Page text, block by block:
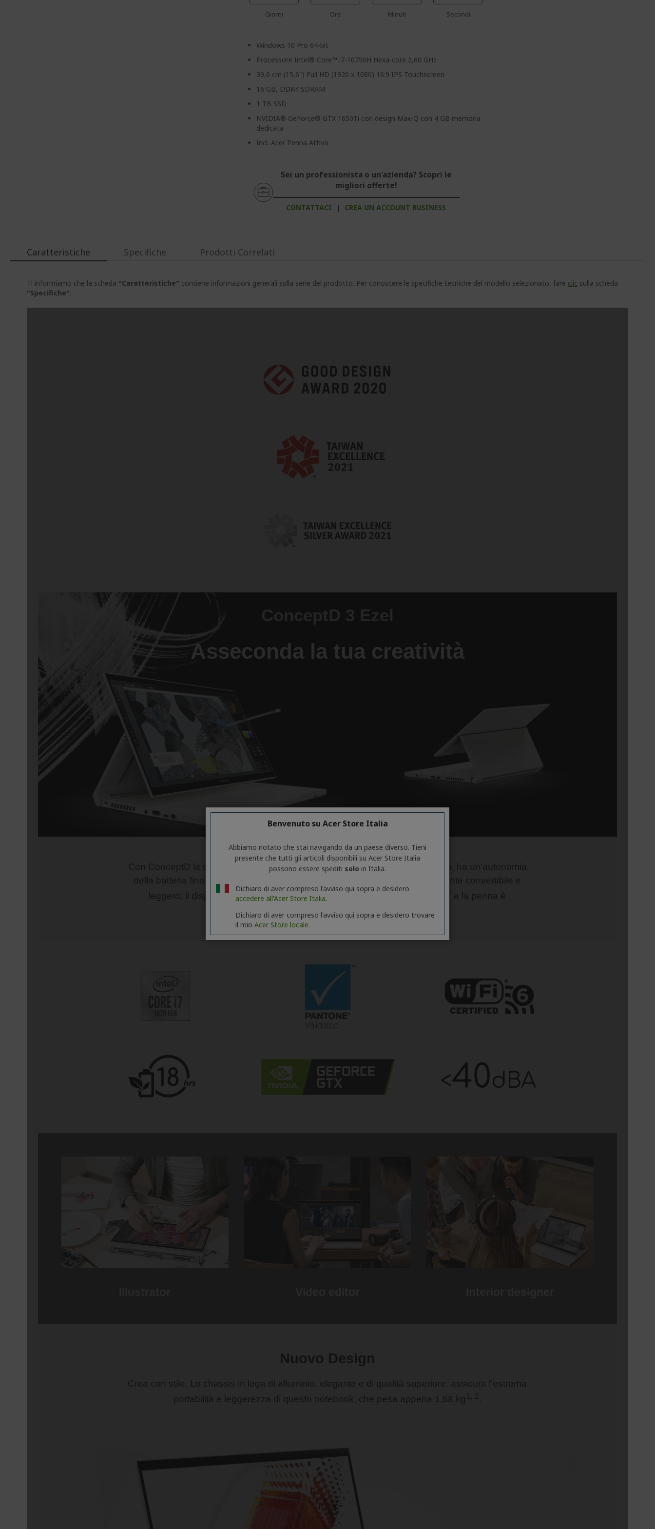
Giorni Ore Minuti Secondi
Windows 10 Pro 64-bit
Processore Intel® Core™ i7-10750H Hexa-core 2,60 GHz
39,6 cm (15,6") Full HD (1920 x 1080) 16:9 IPS Touchscreen
16 GB, DDR4 SDRAM
1 TB SSD
NVIDIA® GeForce® GTX 1650Ti con design Max-Q con 4 GB memoria
dedicata
Incl. Acer Penna Attiva
Sei un professionista o un'azienda? Scopri le
migliori offerte!
CONTATTACI | CREA UN ACCOUNT BUSINESS
Caratteristiche
Ti informiamo che la scheda "Caratteristiche" contiene informazioni generali sulla serie del prodotto. Per conoscere le specifiche tecniche del modello selezionato, fare clic sulla scheda
"Specifiche".
Specifiche Prodotti Correlati
Benvenuto su Acer Store Italia
Abbiamo notato che stai navigando da un paese diverso. Tieni
presente che tutti gli articoli disponibili su Acer Store Italia
possono essere spediti solo in Italia.
Dichiaro di aver compreso l'avviso qui sopra e desidero
accedere all'Acer Store Italia.
Dichiaro di aver compreso l'avviso qui sopra e desidero trovare
il mio Acer Store locale.